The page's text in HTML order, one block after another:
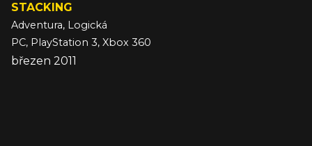
STACKING
Adventura, Logická
PC, PlayStation 3, Xbox 360
březen 2011